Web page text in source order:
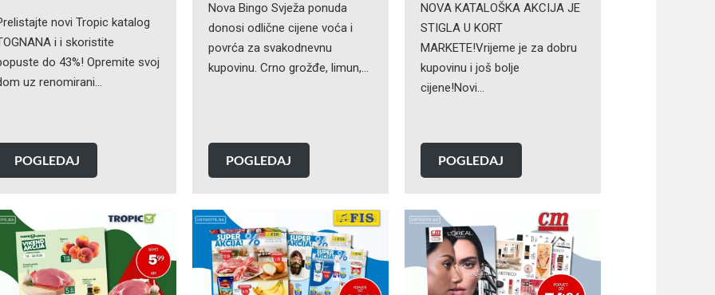
novi Tropic katalog
i i skoristite
do 43%! Opremite svoj
uz renomirani…
POGLEDAJ
Nova Bingo Svježa ponuda
donosi odlične cijene voća i
povrća za svakodnevnu
kupovinu. Crno grožđe, limun,…
POGLEDAJ
NOVA KATALOŠKA AKCIJA JE
STIGLA U KORT
MARKETE!Vrijeme je za dobru
kupovinu i još bolje
cijene!Novi…
POGLEDAJ